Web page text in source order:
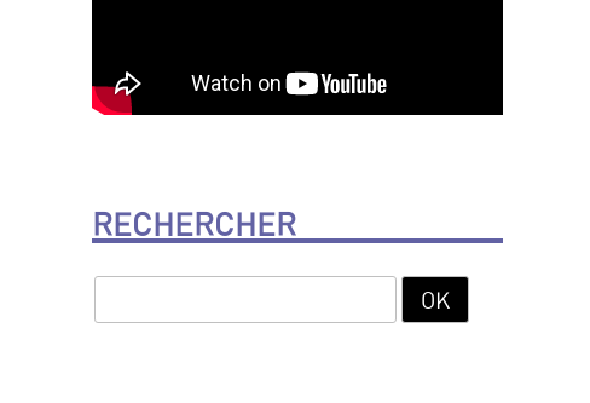
RECHERCHER